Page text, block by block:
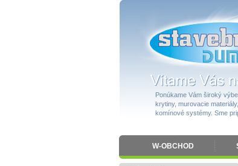
Ponúkame Vám široký
krytiny, murovacie
komínové systémy. Sme
W-OBCHOD